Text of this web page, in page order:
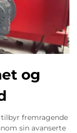
og
tilbyr fremragende
sin avanserte